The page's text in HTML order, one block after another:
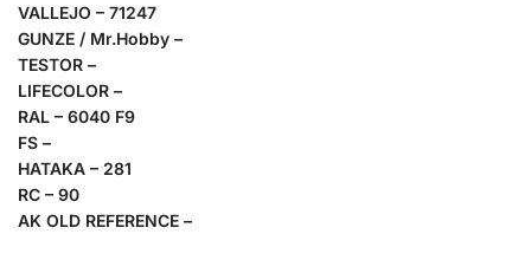
VALLEJO – 71247
GUNZE / Mr.Hobby –
TESTOR –
LIFECOLOR –
RAL – 6040 F9
FS –
HATAKA – 281
RC – 90
AK OLD REFERENCE –